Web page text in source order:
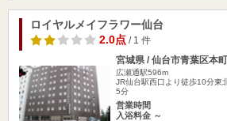
ロイヤルメイフラワー仙台
2.0点/ 1 件
宮城県 / 仙台市青葉区本町
広瀬通駅596m
JR仙台駅西口より徒歩10分東
5分
営業時間
入浴料金 ～